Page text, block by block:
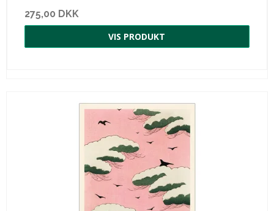
275,00 DKK
VIS PRODUKT